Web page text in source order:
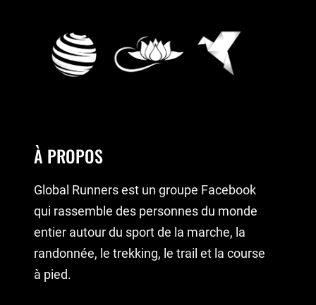
À PROPOS
Global Runners est un groupe Facebook
qui rassemble des personnes du monde
entier autour du sport de la marche, la
randonnée, le trekking, le trail et la course
à pied.